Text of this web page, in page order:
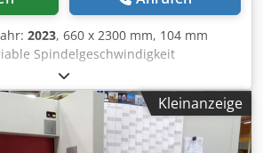
2023, 660 x 2300 mm, 104 mm
Spindelgeschwindigkeit
Kühlung 2 Stück MT5 Center
Handbuch und
12" Sk-Typ 2-Achsen-Digitalanzeige
Meißelrevolver
Kleinanzeige